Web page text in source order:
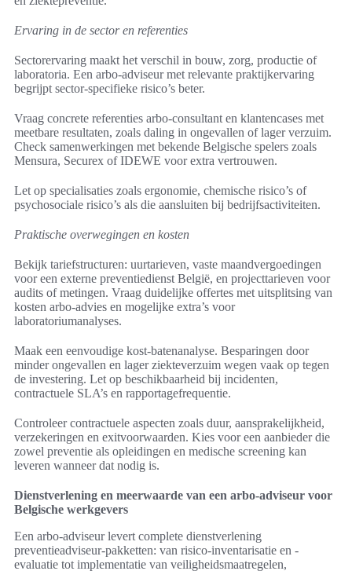
Ervaring in de sector en referenties
Sectorervaring maakt het verschil in bouw, zorg, productie of
laboratoria. Een arbo-adviseur met relevante praktijkervaring
begrijpt sector-specifieke risico’s beter.
Vraag concrete referenties arbo-consultant en klantencases met
meetbare resultaten, zoals daling in ongevallen of lager verzuim.
Check samenwerkingen met bekende Belgische spelers zoals
Mensura, Securex of IDEWE voor extra vertrouwen.
Let op specialisaties zoals ergonomie, chemische risico’s of
psychosociale risico’s als die aansluiten bij bedrijfsactiviteiten.
Praktische overwegingen en kosten
Bekijk tariefstructuren: uurtarieven, vaste maandvergoedingen
voor een externe preventiedienst België, en projecttarieven voor
audits of metingen. Vraag duidelijke offertes met uitsplitsing van
kosten arbo-advies en mogelijke extra’s voor
laboratoriumanalyses.
Maak een eenvoudige kost-batenanalyse. Besparingen door
minder ongevallen en lager ziekteverzuim wegen vaak op tegen
de investering. Let op beschikbaarheid bij incidenten,
contractuele SLA’s en rapportagefrequentie.
Controleer contractuele aspecten zoals duur, aansprakelijkheid,
verzekeringen en exitvoorwaarden. Kies voor een aanbieder die
zowel preventie als opleidingen en medische screening kan
leveren wanneer dat nodig is.
Dienstverlening en meerwaarde van een arbo-adviseur voor
Belgische werkgevers
Een arbo-adviseur levert complete dienstverlening
preventieadviseur-pakketten: van risico-inventarisatie en -
evaluatie tot implementatie van veiligheidsmaatregelen,